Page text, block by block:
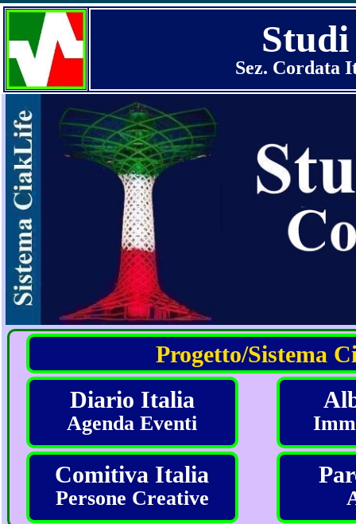
Studi
Sez. Cordata
Progetto/Sistema
Diario Italia
Agenda Eventi
Comitiva Italia
Persone Creative